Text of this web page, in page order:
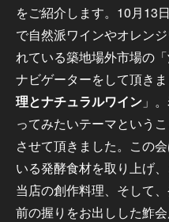
をご紹介します。10月13
で自然派ワインやオレン
れている築地場外市場の
ナビゲーターをして頂き
理とナチュラルワイン 」
ってみたいテーマという
させて頂きました。この
いる発酵食材を取り上げ
当店の創作料理、そして
前の握りをお出しした鮓